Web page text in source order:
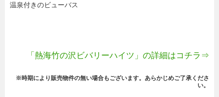
温泉付きのビューバス
「熱海竹の沢ビバリーハイツ」の詳細はコチラ⇒
※時期により販売物件の無い場合もございます。あらかじめご了承くださ
い。